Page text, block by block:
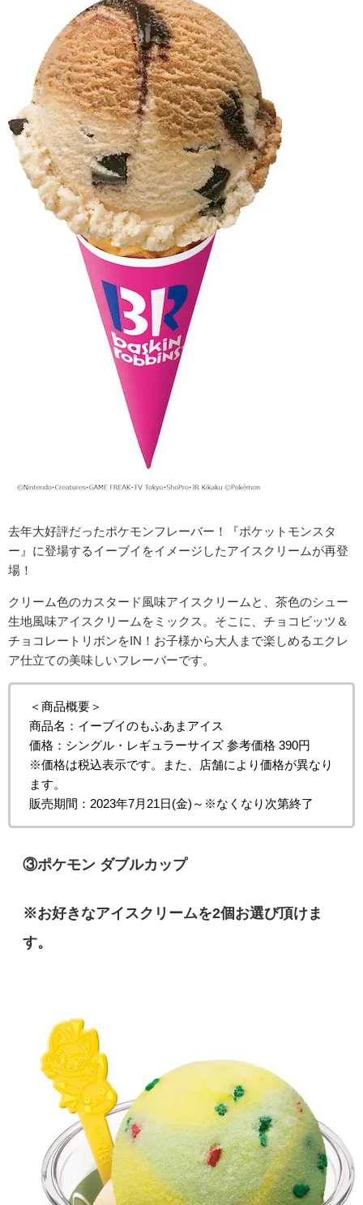
去年大好評だったポケモンフレーバー！『ポケットモンスタ
ー』に登場するイーブイをイメージしたアイスクリームが再登
場！
クリーム色のカスタード風味アイスクリームと、茶色のシュー
生地風味アイスクリームをミックス。そこに、チョコビッツ＆
チョコレートリボンをIN！お子様から大人まで楽しめるエクレ
ア仕立ての美味しいフレーバーです。
＜商品概要＞
商品名：イーブイのもふあまアイス
価格：シングル・レギュラーサイズ 参考価格 390円
※価格は税込表示です。また、店舗により価格が異なり
ます。
販売期間：2023年7月21日(金)～※なくなり次第終了
③ポケモン ダブルカップ
※お好きなアイスクリームを2個お選び頂けま
す。